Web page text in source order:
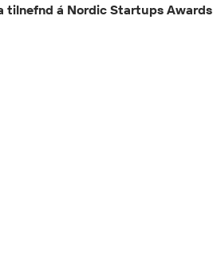
tilnefnd á Nordic Startups Awards